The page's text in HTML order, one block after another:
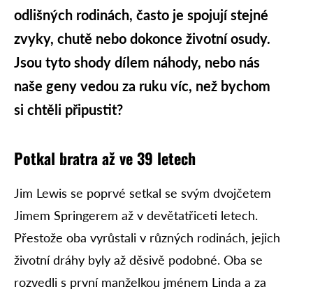
odlišných rodinách, často je spojují stejné
zvyky, chutě nebo dokonce životní osudy.
Jsou tyto shody dílem náhody, nebo nás
naše geny vedou za ruku víc, než bychom
si chtěli připustit?
Potkal bratra až ve 39 letech
Jim Lewis se poprvé setkal se svým dvojčetem
Jimem Springerem až v devětatřiceti letech.
Přestože oba vyrůstali v různých rodinách, jejich
životní dráhy byly až děsivě podobné. Oba se
rozvedli s první manželkou jménem Linda a za